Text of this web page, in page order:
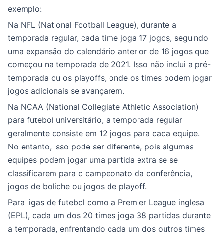
exemplo:
Na NFL (National Football League), durante a
temporada regular, cada time joga 17 jogos, seguindo
uma expansão do calendário anterior de 16 jogos que
começou na temporada de 2021. Isso não inclui a pré-
temporada ou os playoffs, onde os times podem jogar
jogos adicionais se avançarem.
Na NCAA (National Collegiate Athletic Association)
para futebol universitário, a temporada regular
geralmente consiste em 12 jogos para cada equipe.
No entanto, isso pode ser diferente, pois algumas
equipes podem jogar uma partida extra se se
classificarem para o campeonato da conferência,
jogos de boliche ou jogos de playoff.
Para ligas de futebol como a Premier League inglesa
(EPL), cada um dos 20 times joga 38 partidas durante
a temporada, enfrentando cada um dos outros times